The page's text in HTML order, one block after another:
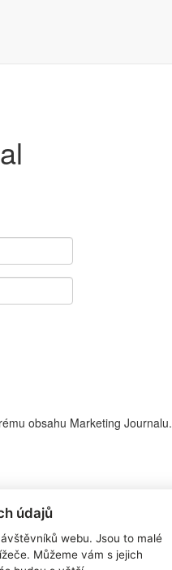
obsahu Marketing Journalu.
údajů
webu. Jsou to malé
Můžeme vám s jejich